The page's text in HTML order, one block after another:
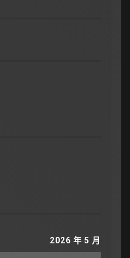
2026 年 5 月